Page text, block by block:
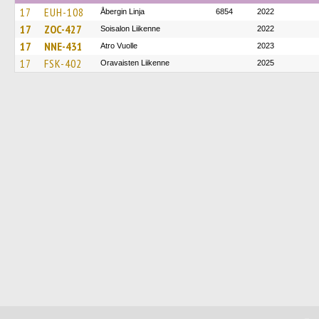
17
EUH-108 Åbergin Linja 6854 2022
17 ZOC-427 Soisalon Liikenne 2022
17 NNE-431 Atro Vuolle 2023
17 FSK-402 Oravaisten Liikenne 2025